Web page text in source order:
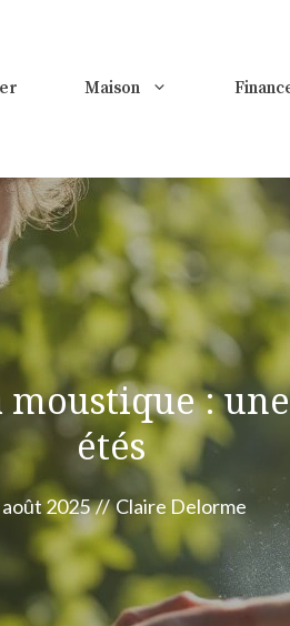
Maison
moustique :
étés
2025 // Claire Delorme